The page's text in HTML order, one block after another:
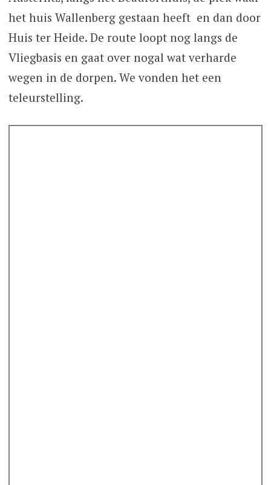
het huis Wallenberg gestaan heeft en dan door
Huis ter Heide. De route loopt nog langs de
Vliegbasis en gaat over nogal wat verharde
wegen in de dorpen. We vonden het een
teleurstelling.